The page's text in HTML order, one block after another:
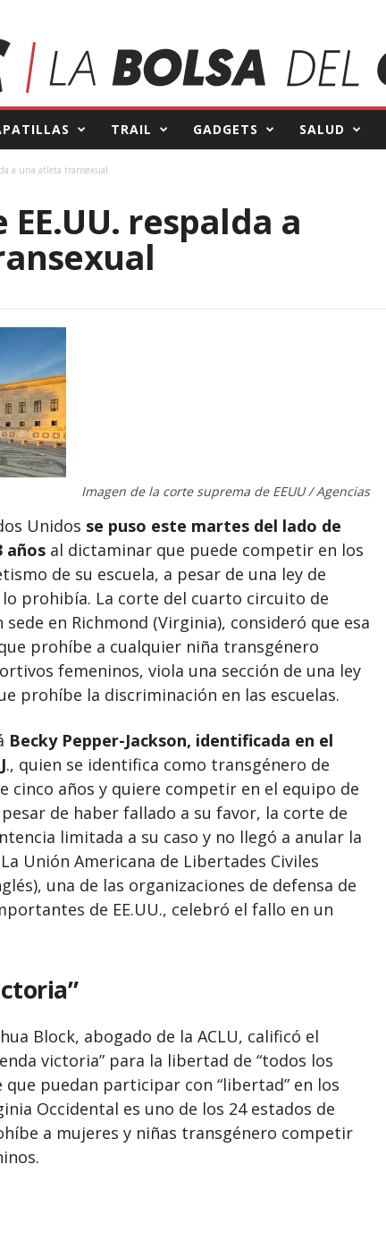
TRAIL GADGETS SALUD
a una atleta transexual
respalda a
Imagen de la corte suprema de EEUU / Agencias
Unidos se puso este martes del lado de
añosal dictaminar que puede competir en los
de su escuela, a pesar de una ley de
prohibía. La corte del cuarto circuito de
sede en Richmond (Virginia), consideró que esa
prohíbe a cualquier niña transgénero
femeninos, viola una sección de una ley
prohíbe la discriminación en las escuelas.
Becky Pepper-Jackson, identificada en el
., quien se identifica como transgénero de
cinco años y quiere competir en el equipo de
de haber fallado a su favor, la corte de
limitada a su caso y no llegó a anular la
Unión Americana de Libertades Civiles
una de las organizaciones de defensa de
de EE.UU., celebró el fallo en un
Block, abogado de la ACLU, calificó el
victoria” para la libertad de “todos los
que puedan participar con “libertad” en los
Occidental es uno de los 24 estados de
a mujeres y niñas transgénero competir